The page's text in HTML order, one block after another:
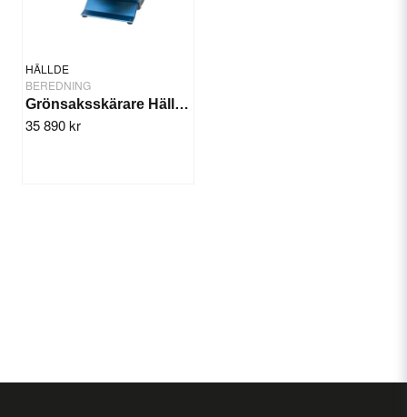
HÄLLDE
BEREDNING
Grönsaksskärare Hällde RG-250 diwash 1-fas
35 890 kr